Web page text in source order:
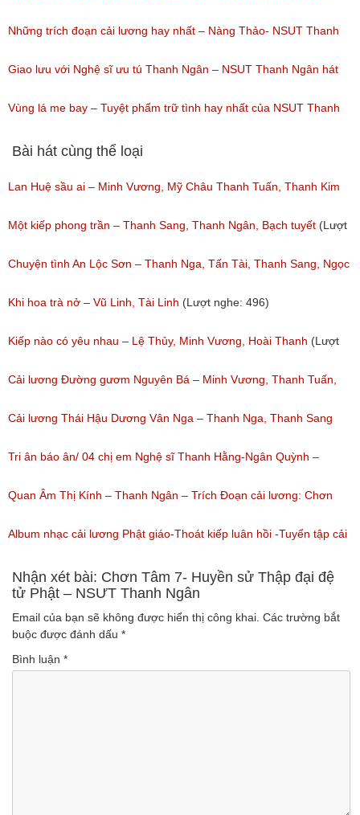
ngày 18/02/2017)
(Lượt nghe: 94)
Trọng Phúc
(Lượt nghe: 217)
Những trích đoạn cải lương hay nhất – Nàng Thảo- NSUT Thanh
Ngân
(Lượt nghe: 149)
Giao lưu với Nghệ sĩ ưu tú Thanh Ngân – NSUT Thanh Ngân hát
Bolero
(Lượt nghe: 80)
Vùng lá me bay – Tuyệt phẩm trữ tình hay nhất của NSUT Thanh
Ngân,Thanh Hằng,Ngân Quỳnh
(Lượt nghe: 111)
Bài hát cùng thể loại
Lan Huệ sầu ai – Minh Vương, Mỹ Châu Thanh Tuấn, Thanh Kim
Huệ
(Lượt nghe: 2,626)
Một kiếp phong trần – Thanh Sang, Thanh Ngân, Bạch tuyết (Lượt
nghe: 925)
Chuyện tình An Lộc Sơn – Thanh Nga, Tấn Tài, Thanh Sang, Ngọc
Giàu
(Lượt nghe: 1,251)
Khi hoa trà nở – Vũ Linh, Tài Linh (Lượt nghe: 496)
Kiếp nào có yêu nhau – Lệ Thủy, Minh Vương, Hoài Thanh (Lượt
nghe: 1,060)
Cải lương Đường gươm Nguyên Bá – Minh Vương, Thanh Tuấn,
Thanh Kim Huệ, Chí Tâm, Thanh Sang
(Lượt nghe: 1,226)
Cải lương Thái Hậu Dương Vân Nga – Thanh Nga, Thanh Sang
nguyên tuồng
(Lượt nghe: 865)
Tri ân báo ân/ 04 chị em Nghệ sĩ Thanh Hằng-Ngân Quỳnh –
Thanh Ngọc – NSƯT Thanh Ngân
(Lượt nghe: 527)
Quan Âm Thị Kính – Thanh Ngân – Trích Đoạn cải lương: Chơn
Tâm 6
(Lượt nghe: 622)
Album nhạc cải lương Phật giáo-Thoát kiếp luân hồi -Tuyển tập cải
lương NSUT Thanh Ngân hay nhất
(Lượt nghe: 606)
Nhận xét bài: Chơn Tâm 7- Huyền sử Thập đại đệ
tử Phật – NSƯT Thanh Ngân
Email của bạn sẽ không được hiển thị công khai. Các trường bắt
buộc được đánh dấu *
Bình luận *